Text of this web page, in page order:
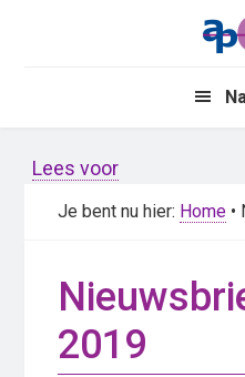
Lees voor
Je bent nu hier: Home •
2019